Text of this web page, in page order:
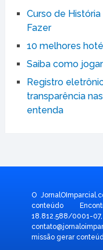
Curso de
Fazer
10 melhores
Saiba como
Registro
transparência
entenda
O
conteúdo
missão gerar